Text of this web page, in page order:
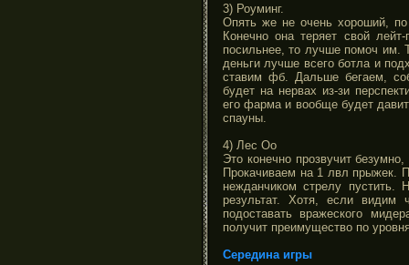
3) Роуминг.
Опять же не очень хороший,
Конечно она теряет свой
посильнее, то лучше помоч им.
деньги лучше всего ботла и
ставим фб. Дальше бегаем,
будет на нервах из-зи
его фарма и вообще будет
спауны.
4) Лес Оо
Это конечно прозвучит
Прокачиваем на 1 лвл прыжек.
нежданчиком стрелу
результат. Хотя, если видим
подоставать вражеского
получит преимущество по
Середина игры